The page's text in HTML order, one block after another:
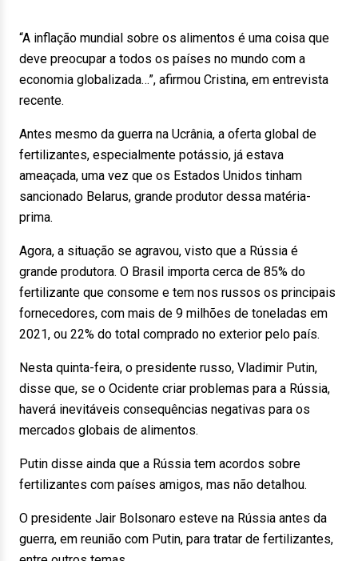
“A inflação mundial sobre os alimentos é uma coisa que
deve preocupar a todos os países no mundo com a
economia globalizada…”, afirmou Cristina, em entrevista
recente.
Antes mesmo da guerra na Ucrânia, a oferta global de
fertilizantes, especialmente potássio, já estava
ameaçada, uma vez que os Estados Unidos tinham
sancionado Belarus, grande produtor dessa matéria-
prima.
Agora, a situação se agravou, visto que a Rússia é
grande produtora. O Brasil importa cerca de 85% do
fertilizante que consome e tem nos russos os principais
fornecedores, com mais de 9 milhões de toneladas em
2021, ou 22% do total comprado no exterior pelo país.
Nesta quinta-feira, o presidente russo, Vladimir Putin,
disse que, se o Ocidente criar problemas para a Rússia,
haverá inevitáveis consequências negativas para os
mercados globais de alimentos.
Putin disse ainda que a Rússia tem acordos sobre
fertilizantes com países amigos, mas não detalhou.
O presidente Jair Bolsonaro esteve na Rússia antes da
guerra, em reunião com Putin, para tratar de fertilizantes,